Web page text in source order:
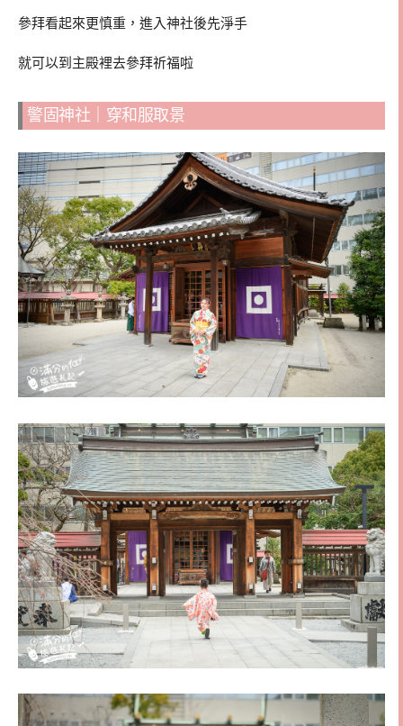
參拜看起來更慎重，進入神社後先淨手
就可以到主殿裡去參拜祈福啦
警固神社｜穿和服取景